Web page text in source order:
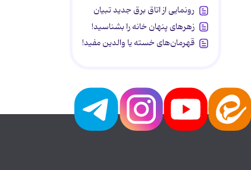
رونمایی از اتاق برق جدید تبیان
زهرهای پنهان خانه را بشناسید!
قهرمان‌های خسته یا والدین مفید!